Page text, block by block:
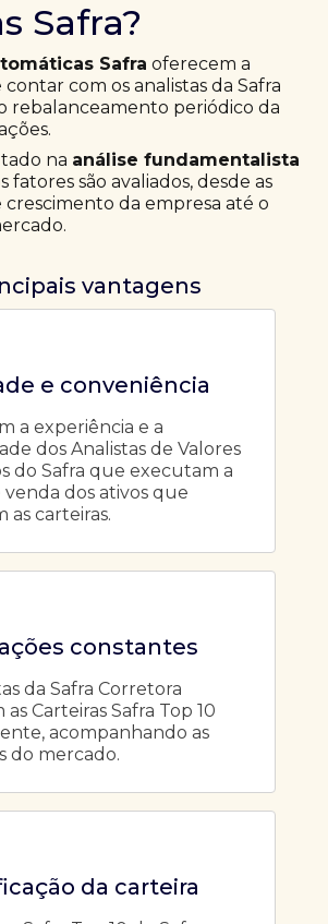
Safra?
Safra oferecem a
com os analistas da Safra
rebalanceamento periódico da
na análise fundamentalista
fatores são avaliados, desde as
crescimento da empresa até o
vantagens
e conveniência
a experiência e a
dos Analistas de Valores
do Safra que executam a
dos ativos que
as carteiras.
constantes
da Safra Corretora
Carteiras Safra Top 10
acompanhando as
do mercado.
da carteira